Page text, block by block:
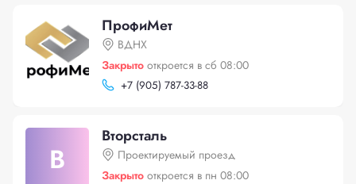
ПрофиМет
ВДНХ
Закрыто откроется в сб 08:00
+7 (905) 787-33-88
В
Вторсталь
Проектируемый проезд
Закрыто откроется в пн 08:00